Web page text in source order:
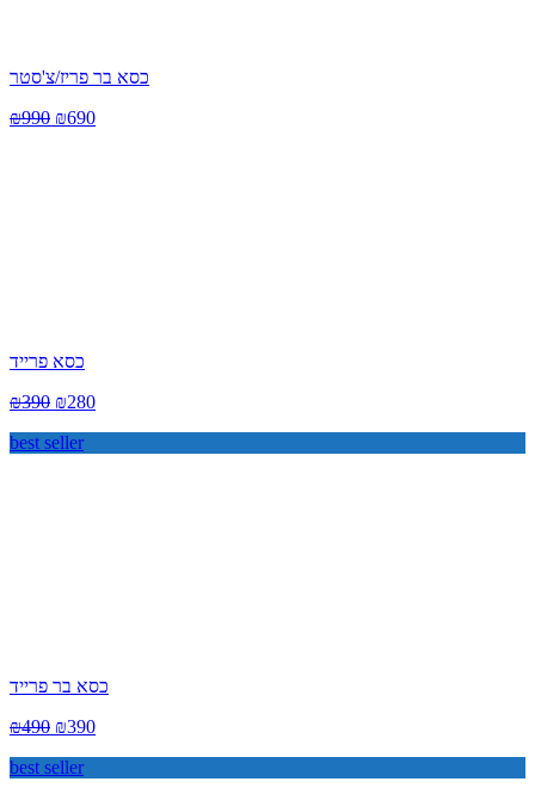
כסא בר פריז/צ'סטר
₪990 ₪690
כסא פרייד
₪390 ₪280
best seller
כסא בר פרייד
₪490 ₪390
best seller